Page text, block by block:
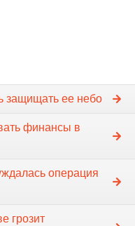
защищать ее небо
финансы в
операция
грозит